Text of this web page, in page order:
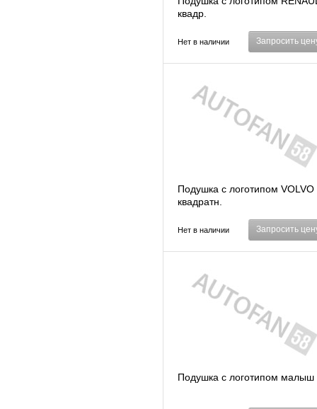
квадр.
Нет в наличии Запросить
Подушка с логотипом VOLVO
квадратн.
Нет в наличии Запросить
Подушка с логотипом малыш